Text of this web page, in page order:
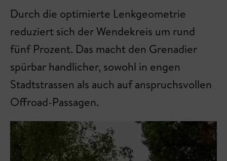
Durch die optimierte Lenkgeometrie
reduziert sich der Wendekreis um rund
fünf Prozent. Das macht den Grenadier
spürbar handlicher, sowohl in engen
Stadtstrassen als auch auf anspruchsvollen
Offroad-Passagen.